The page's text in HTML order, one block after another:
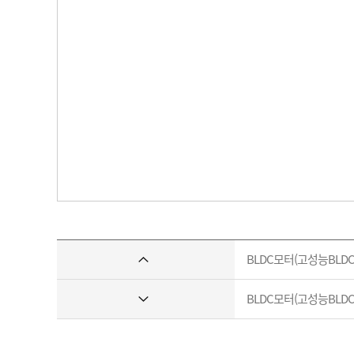
BLDC모터(고성능
BLDC모터(고성능